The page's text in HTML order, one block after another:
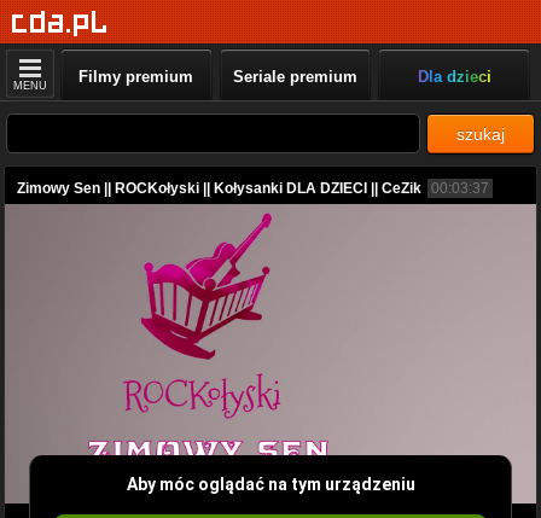
MENU Filmy premium Seriale premium Dla dzieci
szukaj
Zimowy Sen || ROCKołyski || Kołysanki DLA DZIECI || CeZik 00:03:37
Aby móc oglądać na tym urządzeniu